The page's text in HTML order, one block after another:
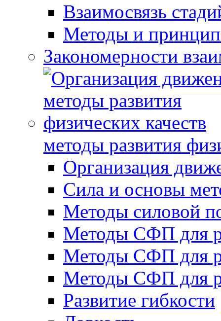
Взаимосвязь
Методы и
Закономерности
методы развития
Организация
Сила и основы
Методы силовой
Методы СФП для
Методы СФП для
Методы СФП для
Развитие гибкости